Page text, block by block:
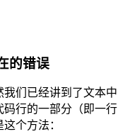
的错误
们已经讲到了文本中
行的一部分（即一行
个方法：